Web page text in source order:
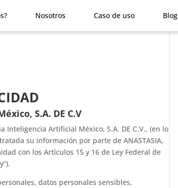
Nosotros Caso de uso Blog
S.A. DE C.V
Inteligencia Artificial México, S.A. DE C.V., (en lo
su información por parte de ANASTASIA,
con los Artículos 15 y 16 de Ley Federal de
datos personales sensibles,